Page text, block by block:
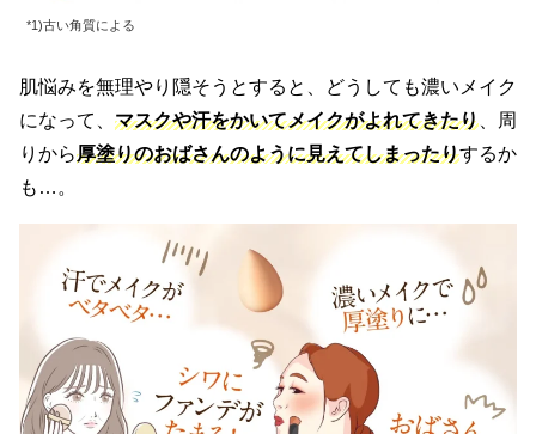
*1)古い角質による
肌悩みを無理やり隠そうとすると、どうしても濃いメイク
になって、 マスクや汗をかいてメイクがよれてきたり 、周
りから厚塗りのおばさんのように見えてしまったりするか
も…。